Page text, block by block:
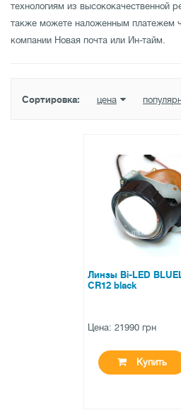
технологиям из высококачественной
также можете наложенным платежем
компании Новая почта или Ин-тайм.
Сортировка: цена
Линзы Bi-LED
CR12 black
Цена: 21990 грн
Купить